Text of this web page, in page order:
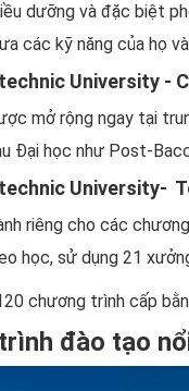
dưỡng và đặc biệt
các kỹ năng của họ
University -
mở rộng ngay tại
Đại học như Post-
University-
riêng cho các
học, sử dụng 21
chương trình cấp
đào tạo